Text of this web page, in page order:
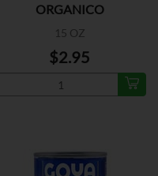
ORGANICO
15 OZ
$2.95